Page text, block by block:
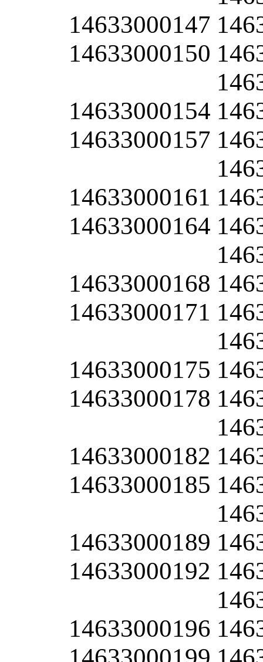
14633000147
14633000150
14633000154
14633000157
14633000161
14633000164
14633000168
14633000171
14633000175
14633000178
14633000182
14633000185
14633000189
14633000192
14633000196